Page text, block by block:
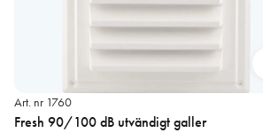
Art. nr 1760
Fresh 90/100 dB utvändigt galler